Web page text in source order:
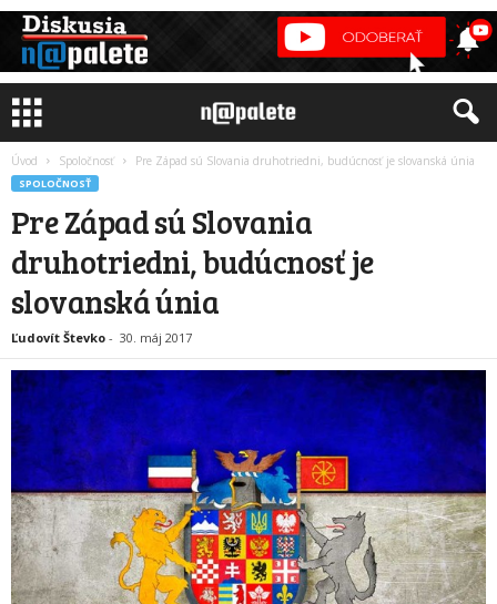
Úvod Spoločnosť Pre Západ sú Slovania druhotriedni, budúcnosť je slovanská únia
SPOLOČNOSŤ
Pre Západ sú Slovania
druhotriedni, budúcnosť je
slovanská únia
Ľudovít Števko - 30. máj 2017